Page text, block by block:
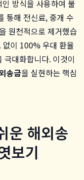
방식을 사용하여 불
통해 전신료, 중개 수
원천적으로 제거했습
없이 100% 우대 환율
극대화합니다. 이것이
송금을 실현하는 핵심
운 해외송
보기